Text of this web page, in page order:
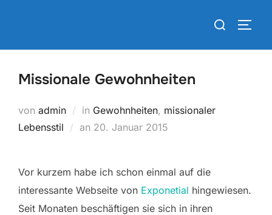
Suchen
Missionale Gewohnheiten
von admin in Gewohnheiten, missionaler
Lebensstil
an Veröffentlicht
20. Januar 2015
Vor kurzem habe ich schon einmal auf die
interessante Webseite von Exponetial hingewiesen.
Seit Monaten beschäftigen sie sich in ihren